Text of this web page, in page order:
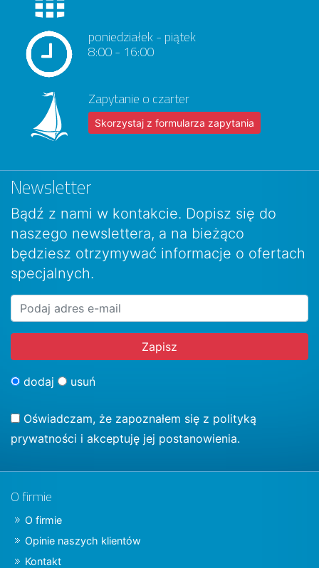
poniedziałek - piątek
8:00 - 16:00
Zapytanie o czarter
Skorzystaj z formularza zapytania
Newsletter
Bądź z nami w kontakcie. Dopisz się do
naszego newslettera, a na bieżąco
będziesz otrzymywać informacje o ofertach
specjalnych.
dodaj usuń
Oświadczam, że zapoznałem się z polityką
prywatności i akceptuję jej postanowienia.
O firmie
O firmie
Opinie naszych klientów
Kontakt